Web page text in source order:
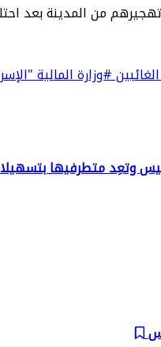
#وزارة المالية
وتعِد متطرفيها